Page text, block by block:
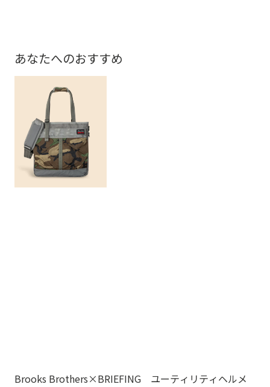
あなたへのおすすめ
Brooks Brothers×BRIEFING ユーティリティヘルメ